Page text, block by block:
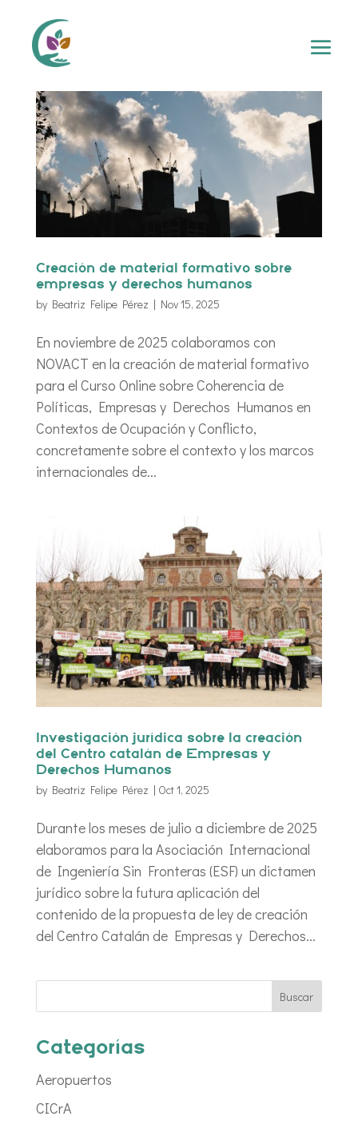
Creación de material formativo sobre
empresas y derechos humanos
by Beatriz Felipe Pérez | Nov 15, 2025
En noviembre de 2025 colaboramos con
NOVACT en la creación de material formativo
para el Curso Online sobre Coherencia de
Políticas, Empresas y Derechos Humanos en
Contextos de Ocupación y Conflicto,
concretamente sobre el contexto y los marcos
internacionales de...
Investigación jurídica sobre la creación
del Centro catalán de Empresas y
Derechos Humanos
by Beatriz Felipe Pérez | Oct 1, 2025
Durante los meses de julio a diciembre de 2025
elaboramos para la Asociación Internacional
de Ingeniería Sin Fronteras (ESF) un dictamen
jurídico sobre la futura aplicación del
contenido de la propuesta de ley de creación
del Centro Catalán de Empresas y Derechos...
Categorías
Aeropuertos
CICrA